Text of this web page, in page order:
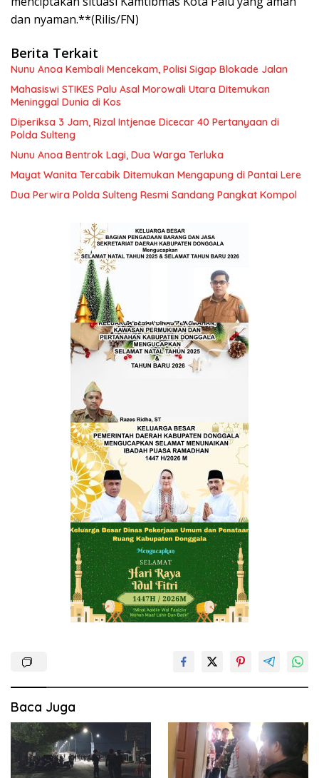
dan nyaman.**(Rilis/FN)
Berita Terkait
Nunu Anoa Kembali Mencekam, Polisi Sigap Blokade Jalan
Mahasiswi STIKES Palu Asal Morowali Utara Ditemukan
Meninggal Dunia di Kos
Diperiksa 3 Jam, Rizal Intjenae Dicecar 40 Pertanyaan di
Polda Sulteng
Nunu Anoa Bentrok Lagi, Dua Warga Terluka
Mayat Wanita Tercabik Ditemukan Mengapung di Pantai Lere
Dua Perwira Polda Sulteng Resmi Sandang Pangkat Kompol
Baca Juga